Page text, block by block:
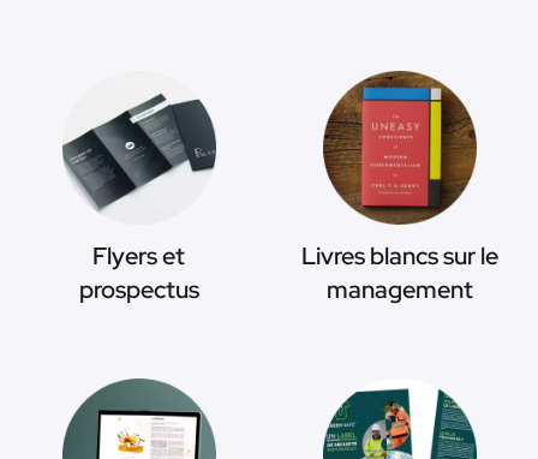
Flyers et
prospectus
Livres blancs sur le
management